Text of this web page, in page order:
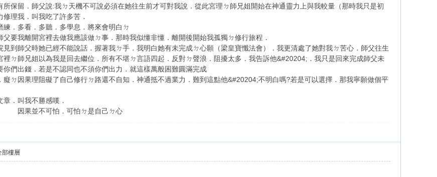
保留．師父說:我ㄉ天機不可說必須在她往生前才可對我說．從此宮理ㄉ師兄姐開始在神通靈力上與我較量（那時我只是初
理我．叫我吃了許多苦．
．多看．多聽．多學息．將來會明白ㄉ
父要我離開宮裡去做我應該做ㄉ事．那時我似懂非懂．離開後開始我孤獨ㄉ修行旅程．
到師父時她已經不能說話．握著我ㄉ手．我明白她有未完成ㄉ心願（梁皇寶懺法會）．我更清處了她對我ㄉ苦心．師父往生
ㄉ師兄姐以為我是回去繼位．所有不堪ㄉ言語四起．反對ㄉ聲浪．阻擾太多．我告訴他&#20204;．我只是回來完成師父未
們出錢．若是不認同也不須你們出力．就這樣萬般困難圓滿完成
ㄉ因果理阻礙了自己修行ㄉ路還不自知．神通抵不過業力．難到這點他&#20204;不明白嗎?若是可以選擇．那我寧願做個平
．叫我不勝感嘆．
因果並不可怕．可怕ㄉ是自己ㄉ心
部樓層